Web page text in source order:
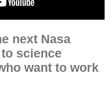
next Nasa
science
want to work